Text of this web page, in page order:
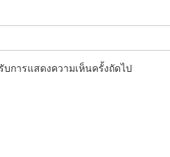
การแสดงความเห็นครั้งถัดไป